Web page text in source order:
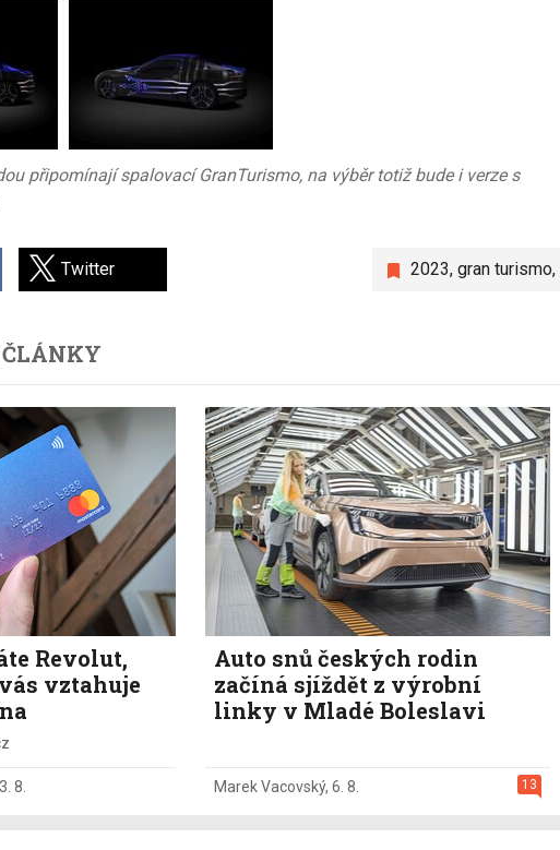
připomínají spalovací GranTurismo, na výběr totiž bude i verze s
2023, gran turismo,
Twitter
Revolut,
vztahuje
3. 8.
Auto snů českých rodin
začíná sjíždět z výrobní
linky v Mladé Boleslavi
13
Marek Vacovský,6. 8.